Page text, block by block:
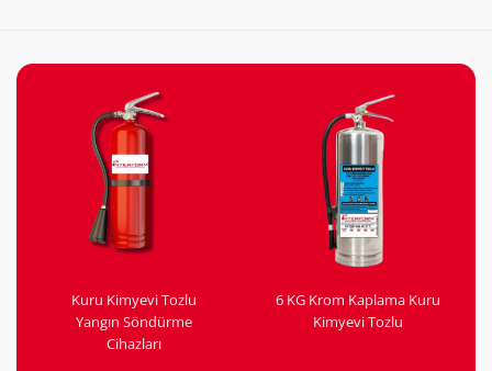
Kuru Kimyevi Tozlu
Yangın Söndürme
Cihazları
6 KG Krom Kaplama Kuru
Kimyevi Tozlu